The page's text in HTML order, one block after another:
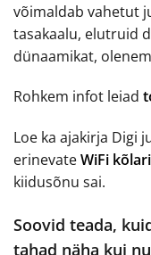
võimaldab vahetut
tasakaalu, elutruid
dünaamikat,
Rohkem infot leiad
Loe ka ajakirja Digi
erinevateWiFi
kiidusõnu sai.
Soovid teada,
tahad näha kui